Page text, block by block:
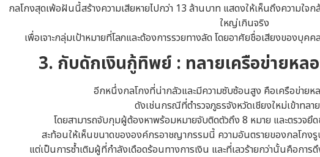
กลโกงสุดเพ้อฝันนี้สร้างความเสียหายไปกว่า 13 ล้านบาท แสดงให้เห็นถึงความใจ
ใหญ่เกินจริง
เพื่อเจาะกลุ่มเป้าหมายที่โลภและต้องการรวยทางลัด โดยอาศัยชื่อเสียงของบุค
3. กับดักเงินกู้ทิพย์ : ทลายเครือข่ายหล
อีกหนึ่งกลโกงที่น่ากลัวและมีความซับซ้อนสูง คือเครือข่ายห
ดังเช่นกรณีที่ตำรวจภูธรจังหวัดเชียงใหม่เข้าทลา
โดยสามารถจับกุมผู้ต้องหาพร้อมหมายจับติดตัวถึง 8 หมาย และตรวจยึ
สะท้อนให้เห็นขนาดขององค์กรอาชญากรรมนี้ ความอันตรายของกลโกง
แต่เป็นการซ้ำเติมผู้ที่กำลังเดือดร้อนทางการเงิน และที่เลวร้ายกว่านั้นคือกา